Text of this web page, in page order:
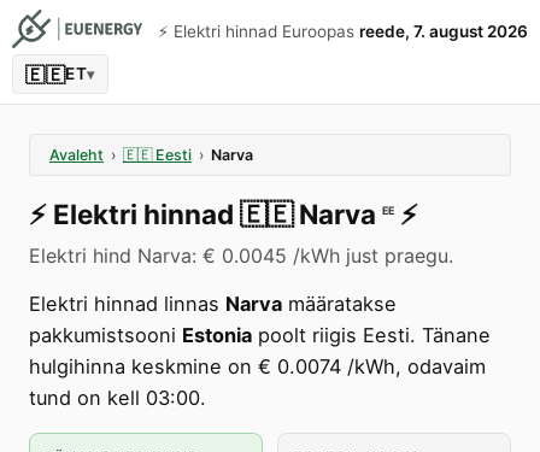
⚡️ Elektri hinnad Euroopas reede, 7. august 2026
🇪🇪ET▾
Avaleht › 🇪🇪 Eesti › Narva
⚡️ Elektri hinnad 🇪🇪 Narva EE ⚡️
Elektri hind Narva: € 0.0045 /kWh just praegu.
Elektri hinnad linnas Narva määratakse
pakkumistsooni Estonia poolt riigis Eesti. Tänane
hulgihinna keskmine on € 0.0074 /kWh, odavaim
tund on kell 03:00.